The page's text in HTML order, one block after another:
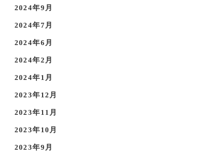
2024年9月
2024年7月
2024年6月
2024年2月
2024年1月
2023年12月
2023年11月
2023年10月
2023年9月